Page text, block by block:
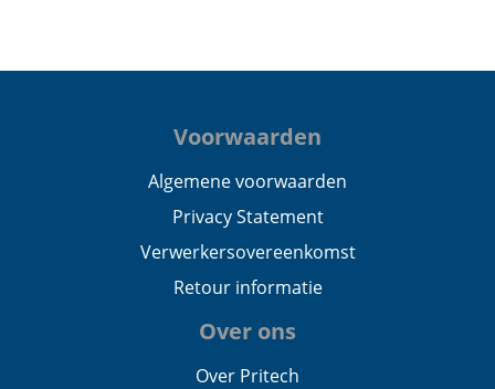
Voorwaarden
Algemene voorwaarden
Privacy Statement
Verwerkersovereenkomst
Retour informatie
Over ons
Over Pritech